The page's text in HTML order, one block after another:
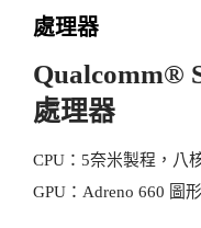
處理器
Qualcomm®
處理器
CPU：5奈米製程，八
GPU：Adreno 660 圖